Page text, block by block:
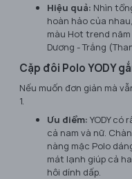
Hiệu quả: Nhìn
hoàn hảo của
màu Hot trend
Dương - Trắng
Cặp đôi Polo YODY
Nếu muốn đơn giản mà
1.
Ưu điểm: YODY có
cả nam và nữ.
nàng mặc Polo
mát lạnh giúp cả
hôi dính dấp.